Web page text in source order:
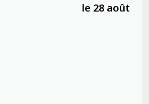
le 28 août